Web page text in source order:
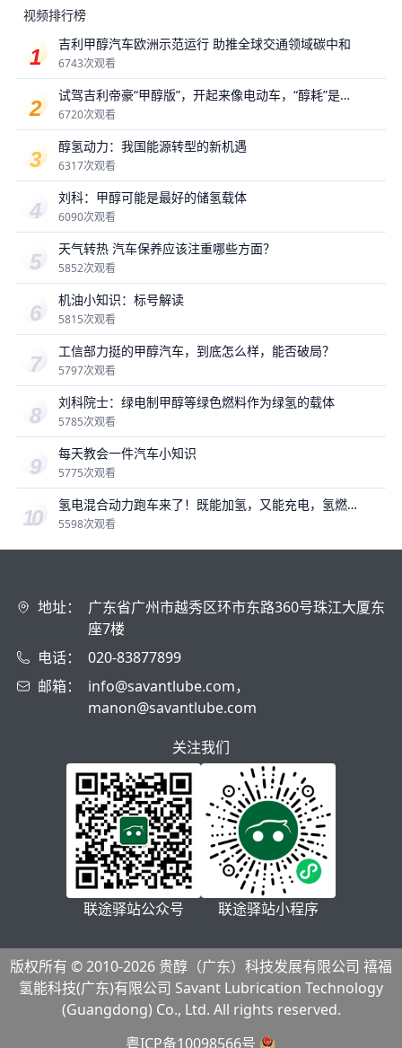
视频排行榜
吉利甲醇汽车欧洲示范运行 助推全球交通领域碳中和
6743次观看
试驾吉利帝豪“甲醇版”，开起来像电动车，“醇耗”是最
大惊喜？
6720次观看
醇氢动力：我国能源转型的新机遇
6317次观看
刘科：甲醇可能是最好的储氢载体
6090次观看
天气转热 汽车保养应该注重哪些方面？
5852次观看
机油小知识：标号解读
5815次观看
工信部力挺的甲醇汽车，到底怎么样，能否破局？
5797次观看
刘科院士：绿电制甲醇等绿色燃料作为绿氢的载体
5785次观看
每天教会一件汽车小知识
5775次观看
氢电混合动力跑车来了！既能加氢，又能充电，氢燃
料是未来吗？
5598次观看
地址：
广东省广州市越秀区环市东路360号珠江大厦东
座7楼
电话：
020-83877899
邮箱：
info@savantlube.com，
manon@savantlube.com
关注我们
联途驿站公众号 联途驿站小程序
版权所有 © 2010-2026 贵醇（广东）科技发展有限公司 禧福
氢能科技(广东)有限公司 Savant Lubrication Technology
(Guangdong) Co., Ltd. All rights reserved.
粤ICP备10098566号